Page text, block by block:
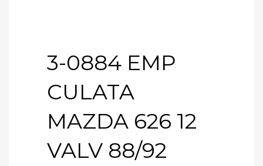
3-0884 EMP
CULATA
MAZDA 626 12
VALV 88/92